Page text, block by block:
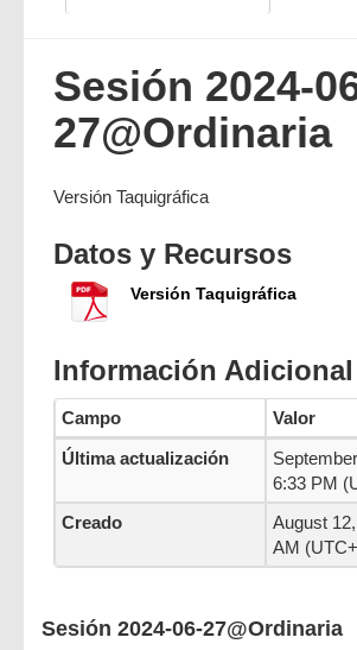
Sesión 2024-
27@Ordinaria
Versión Taquigráfica
Datos y Recursos
Versión Taquigráfica
Información Adicional
Campo
Valor
Última actualización
6:33 PM
Creado
August
AM
Sesión 2024-06-27@Ordinaria